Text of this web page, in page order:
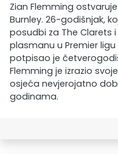
Zian Flemming
Burnley. 26-godišnjak,
posudbi za The Clarets
plasmanu u Premier
potpisao je
Flemming je izrazio
osjeća nevjerojatno
godinama.